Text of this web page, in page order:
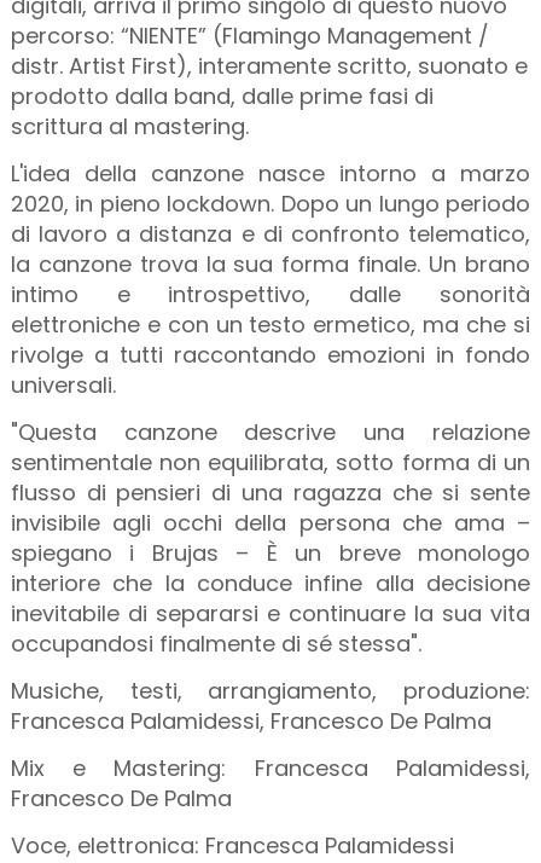
percorso: “NIENTE” (Flamingo Management /
distr. Artist First), interamente scritto, suonato e
prodotto dalla band, dalle prime fasi di
scrittura al mastering.
L'idea della canzone nasce intorno a marzo
2020, in pieno lockdown. Dopo un lungo periodo
di lavoro a distanza e di confronto telematico,
la canzone trova la sua forma finale. Un brano
intimo e introspettivo, dalle sonorità
elettroniche e con un testo ermetico, ma che si
rivolge a tutti raccontando emozioni in fondo
universali.
"Questa canzone descrive una relazione
sentimentale non equilibrata, sotto forma di un
flusso di pensieri di una ragazza che si sente
invisibile agli occhi della persona che ama –
spiegano i Brujas – È un breve monologo
interiore che la conduce infine alla decisione
inevitabile di separarsi e continuare la sua vita
occupandosi finalmente di sé stessa".
Musiche, testi, arrangiamento, produzione:
Francesca Palamidessi, Francesco De Palma
Mix e Mastering: Francesca Palamidessi,
Francesco De Palma
Voce, elettronica: Francesca Palamidessi